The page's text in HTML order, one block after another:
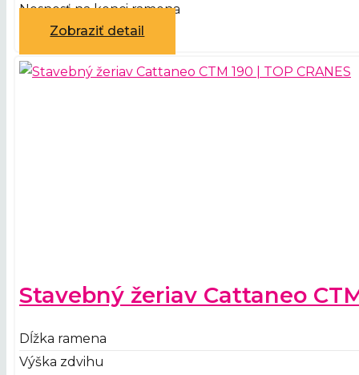
Nosnosť na konci ramena
Zobraziť detail
Stavebný žeriav Cattaneo
Dĺžka ramena
Výška zdvihu